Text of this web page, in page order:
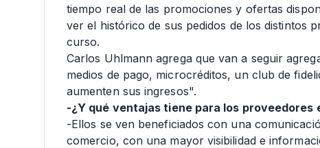
tiempo real de las promociones y ofertas
ver el histórico de sus pedidos de los distintos
curso.
Carlos Uhlmann agrega que van a seguir
medios de pago, microcréditos, un club de
aumenten sus ingresos".
-¿Y qué ventajas tiene para los proveedores
-Ellos se ven beneficiados con una
comercio, con una mayor visibilidad e